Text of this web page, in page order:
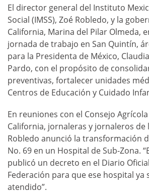
El director general del Instituto
Social (IMSS), Zoé Robledo, y la
California, Marina del Pilar Olmeda,
jornada de trabajo en San Quintín,
para la Presidenta de México,
Pardo, con el propósito de
preventivas, fortalecer unidades
Centros de Educación y Cuidado
En reuniones con el Consejo
California, jornaleras y jornaleros de
Robledo anunció la transformación
No. 69 en un Hospital de Sub-Zona.
publicó un decreto en el Diario
Federación para que ese hospital ya
atendido”.